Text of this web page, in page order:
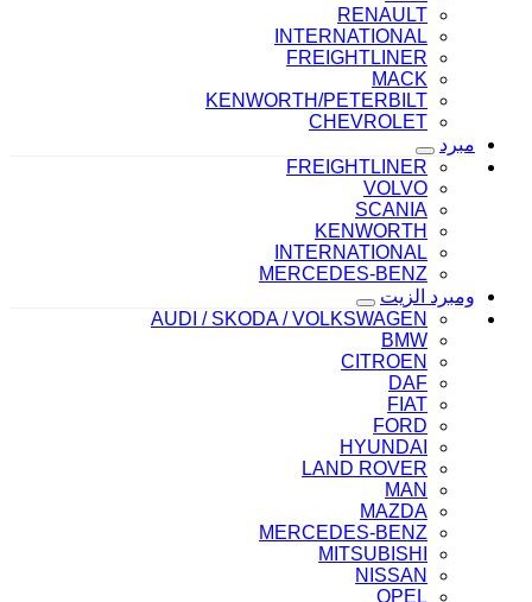
RENAULT
INTERNATIONAL
FREIGHTLINER
MACK
KENWORTH/PETERBILT
CHEVROLET
مبرد
FREIGHTLINER
VOLVO
SCANIA
KENWORTH
INTERNATIONAL
MERCEDES-BENZ
ومبرد الزيت
AUDI / SKODA / VOLKSWAGEN
BMW
CITROEN
DAF
FIAT
FORD
HYUNDAI
LAND ROVER
MAN
MAZDA
MERCEDES-BENZ
MITSUBISHI
NISSAN
OPEL